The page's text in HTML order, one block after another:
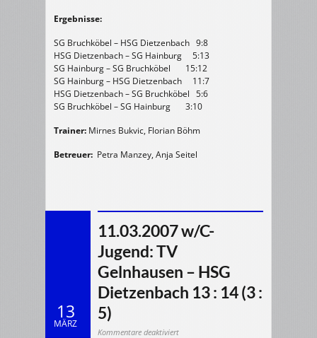
Ergebnisse:
SG Bruchköbel – HSG Dietzenbach 9:8
HSG Dietzenbach – SG Hainburg 5:13
SG Hainburg – SG Bruchköbel 15:12
SG Hainburg – HSG Dietzenbach 11:7
HSG Dietzenbach – SG Bruchköbel 5:6
SG Bruchköbel – SG Hainburg 3:10
Trainer: Mirnes Bukvic, Florian Böhm
Betreuer: Petra Manzey, Anja Seitel
13
MÄRZ
11.03.2007 w/C-
Jugend: TV
Gelnhausen – HSG
Dietzenbach 13 : 14 (3 :
5)
Kommentare deaktiviertfür